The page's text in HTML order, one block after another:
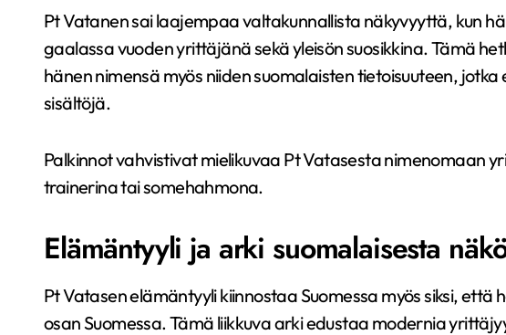
Pt Vatanen sai laajempaa valtakunnallista näkyvyyttä, kun
gaalassa vuoden yrittäjänä sekä yleisön suosikkina. Tämä
hänen nimensä myös niiden suomalaisten tietoisuuteen,
sisältöjä.
Palkinnot vahvistivat mielikuvaa Pt Vatasesta nimenomaan
trainerina tai somehahmona.
Elämäntyyli ja arki suomalaisesta
Pt Vatasen elämäntyyli kiinnostaa Suomessa myös siksi, että
osan Suomessa. Tämä liikkuva arki edustaa modernia